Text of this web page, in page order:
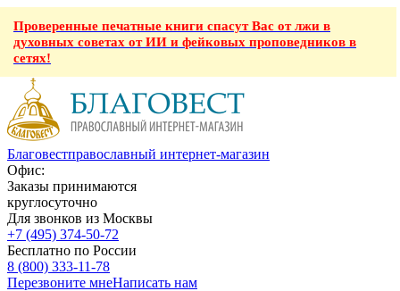
Проверенные печатные книги спасут Вас от лжи в
духовных советах от ИИ и фейковых проповедников в
сетях!
Благовестправославный интернет-магазин
Офис:
Заказы принимаются
круглосуточно
Для звонков из Москвы
+7 (495) 374-50-72
Бесплатно по России
8 (800) 333-11-78
Перезвоните мнеНаписать нам